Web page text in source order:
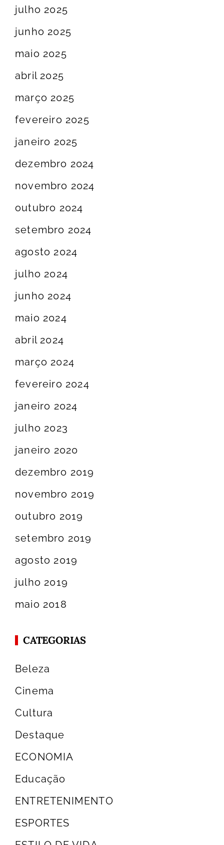
julho 2025
junho 2025
maio 2025
abril 2025
março 2025
fevereiro 2025
janeiro 2025
dezembro 2024
novembro 2024
outubro 2024
setembro 2024
agosto 2024
julho 2024
junho 2024
maio 2024
abril 2024
março 2024
fevereiro 2024
janeiro 2024
julho 2023
janeiro 2020
dezembro 2019
novembro 2019
outubro 2019
setembro 2019
agosto 2019
julho 2019
maio 2018
CATEGORIAS
Beleza
Cinema
Cultura
Destaque
ECONOMIA
Educação
ENTRETENIMENTO
ESPORTES